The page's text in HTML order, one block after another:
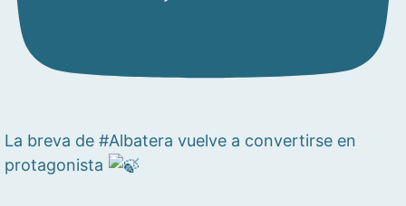
La breva de #Albatera vuelve a convertirse en
protagonista